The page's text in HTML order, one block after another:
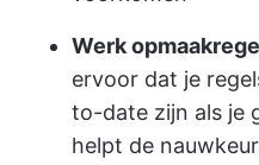
Werk
ervoor dat je
to-date zijn als je
helpt de